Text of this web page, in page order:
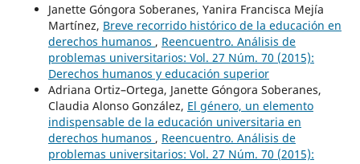
Janette Góngora Soberanes, Yanira Francisca Mejía
Martínez, Breve recorrido histórico de la educación en
derechos humanos , Reencuentro. Análisis de
problemas universitarios: Vol. 27 Núm. 70 (2015):
Derechos humanos y educación superior
Adriana Ortiz–Ortega, Janette Góngora Soberanes,
Claudia Alonso González, El género, un elemento
indispensable de la educación universitaria en
derechos humanos , Reencuentro. Análisis de
problemas universitarios: Vol. 27 Núm. 70 (2015):